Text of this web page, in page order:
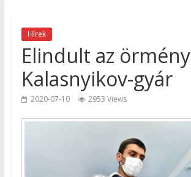
Hírek
Elindult az örmény
Kalasnyikov-gyár
2020-07-10 2953 Views